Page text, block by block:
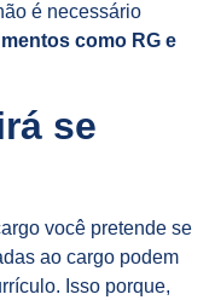
é necessário
como RG e
se
você pretende se
ao cargo podem
Isso porque,